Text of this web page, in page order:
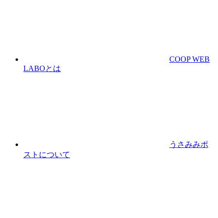
COOP WEB
LABOとは
うさみみポ
ストについて